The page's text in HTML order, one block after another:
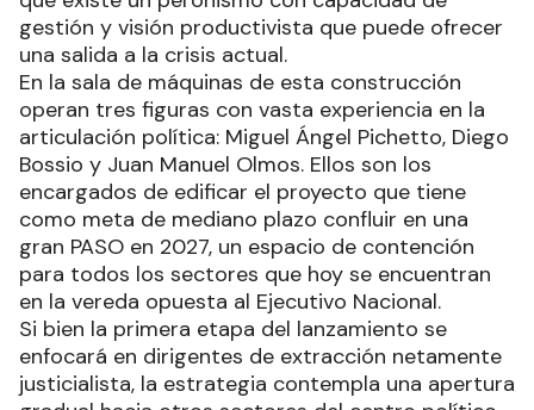
gestión y visión productivista que puede ofrecer
una salida a la crisis actual.
En la sala de máquinas de esta construcción
operan tres figuras con vasta experiencia en la
articulación política: Miguel Ángel Pichetto, Diego
Bossio y Juan Manuel Olmos. Ellos son los
encargados de edificar el proyecto que tiene
como meta de mediano plazo confluir en una
gran PASO en 2027, un espacio de contención
para todos los sectores que hoy se encuentran
en la vereda opuesta al Ejecutivo Nacional.
Si bien la primera etapa del lanzamiento se
enfocará en dirigentes de extracción netamente
justicialista, la estrategia contempla una apertura